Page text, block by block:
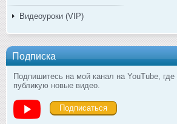
Видеоуроки (VIP)
Подписка
Подпишитесь на мой канал на YouTube, где
публикую новые видео.
Подписаться